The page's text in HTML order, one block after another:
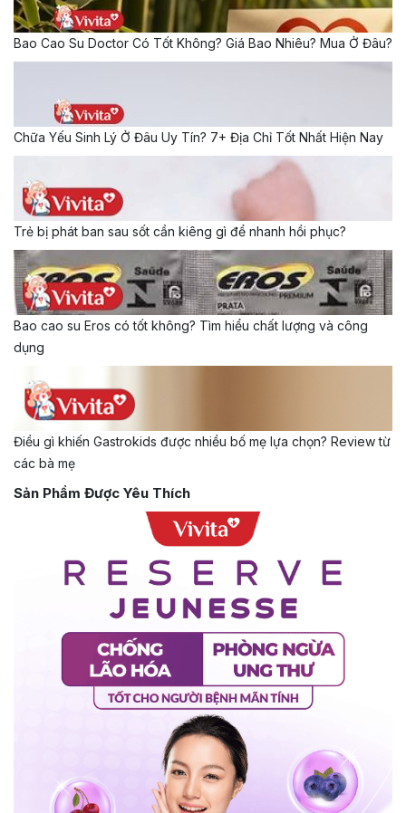
Bao Cao Su Doctor Có Tốt Không? Giá Bao Nhiêu? Mua Ở Đâu?
Chữa Yếu Sinh Lý Ở Đâu Uy Tín? 7+ Địa Chỉ Tốt Nhất Hiện Nay
Trẻ bị phát ban sau sốt cần kiêng gì để nhanh hồi phục?
Bao cao su Eros có tốt không? Tìm hiểu chất lượng và công
dụng
Điều gì khiến Gastrokids được nhiều bố mẹ lựa chọn? Review từ
các bà mẹ
Sản Phẩm Được Yêu Thích